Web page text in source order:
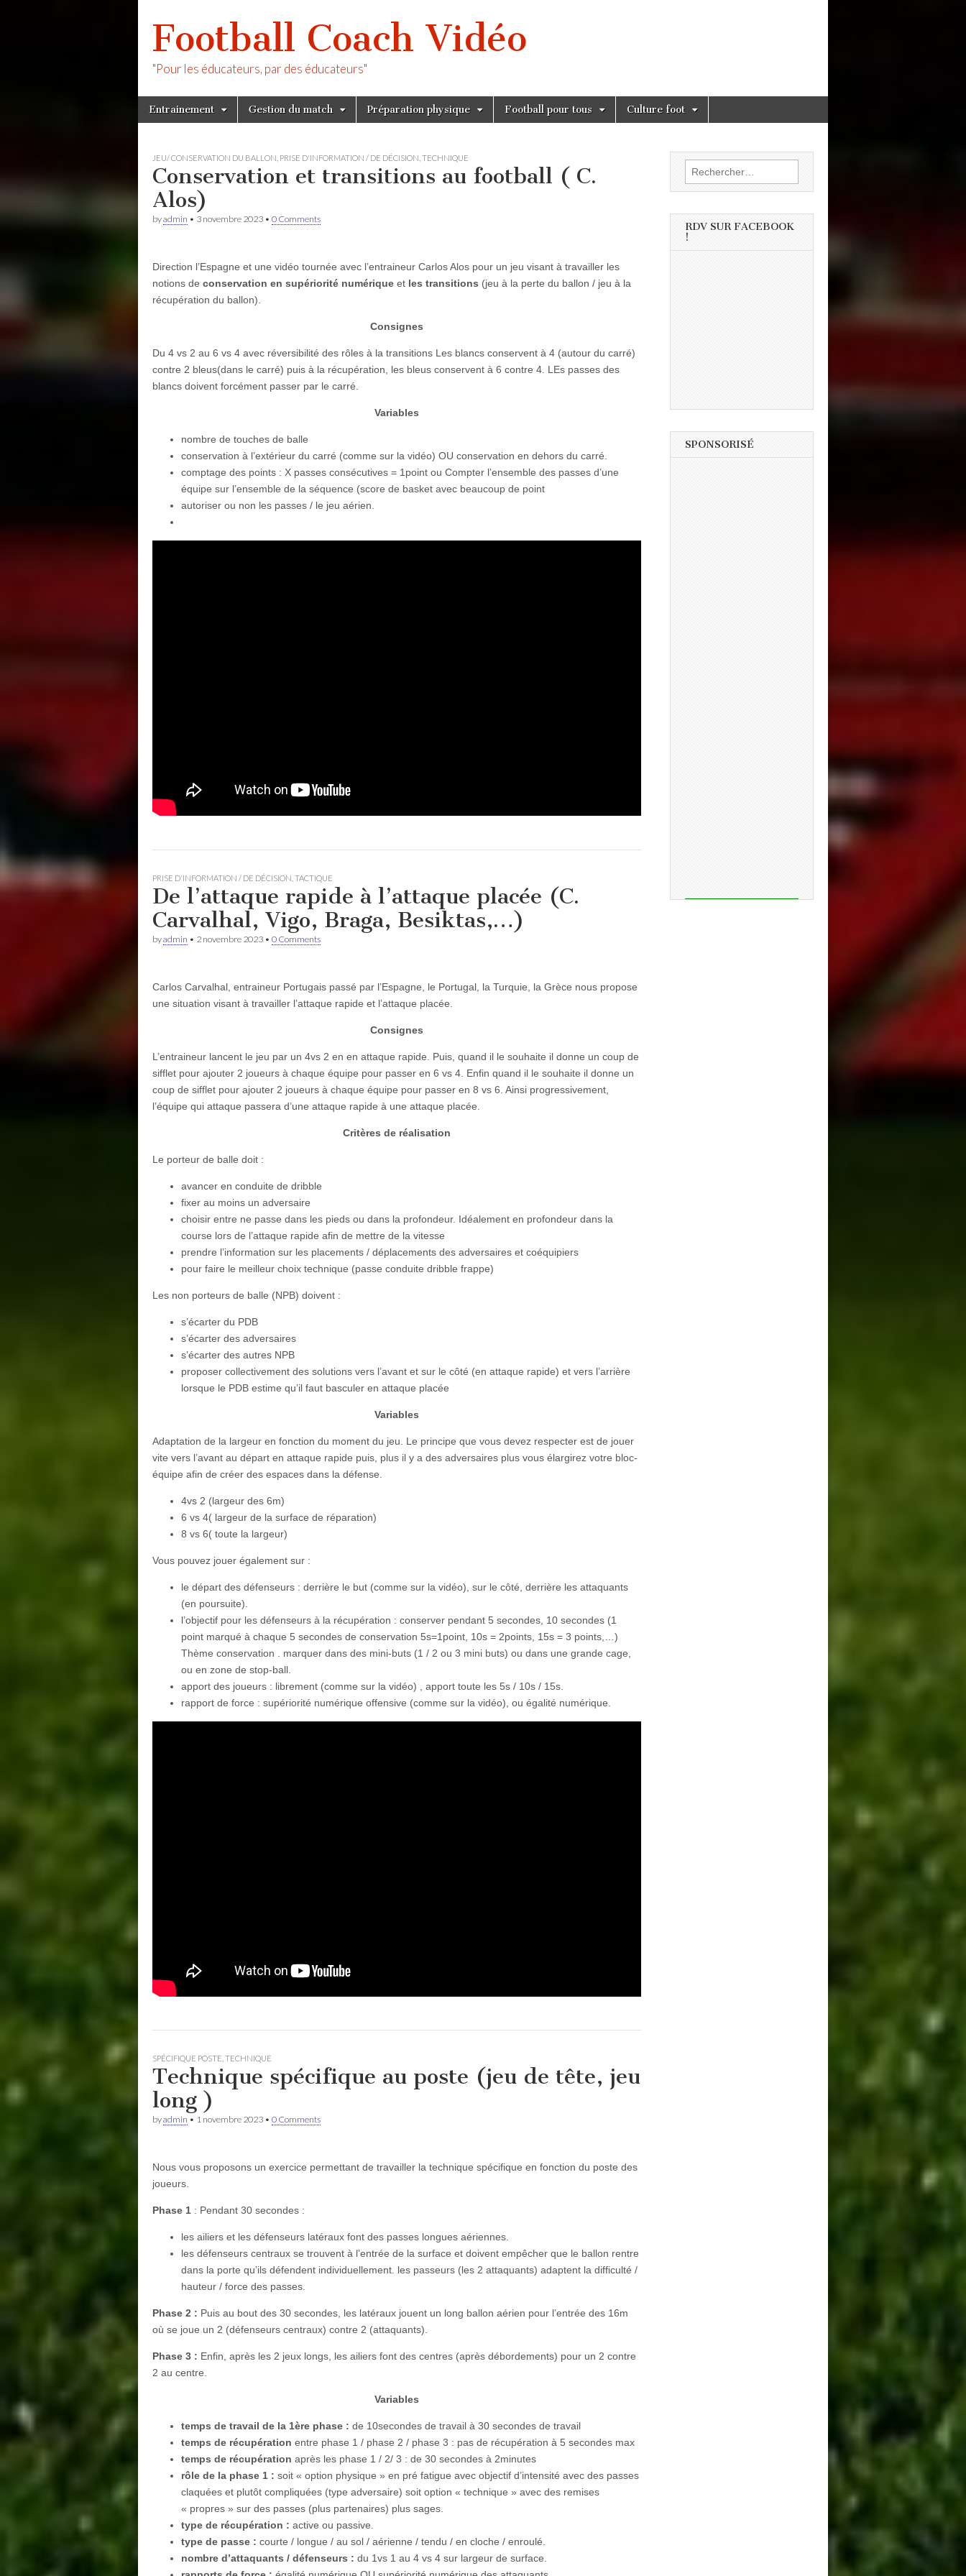
Football Coach Vidéo
"Pour les éducateurs, par des éducateurs"
Main
menu
Skip
Entrainement Gestion du match Préparation physique Football pour tous Culture foot
JEU/ CONSERVATION DU BALLON PRISE D'INFORMATION / DE DÉCISION TECHNIQUE
Conservation et transitions au football ( C.
Alos)
byadmin • 3 novembre 2023 • 0 Comments
Direction l’Espagne et une vidéo tournée avec l’entraineur Carlos Alos pour un jeu visant à travailler les
notions de conservation en supériorité numérique et les transitions (jeu à la perte du ballon / jeu à la
récupération du ballon).
Consignes
Du 4 vs 2 au 6 vs 4 avec réversibilité des rôles à la transitions Les blancs conservent à 4 (autour du carré)
contre 2 bleus(dans le carré) puis à la récupération, les bleus conservent à 6 contre 4. LEs passes des
blancs doivent forcément passer par le carré.
Variables
nombre de touches de balle
conservation à l’extérieur du carré (comme sur la vidéo) OU conservation en dehors du carré.
comptage des points : X passes consécutives = 1point ou Compter l’ensemble des passes d’une
équipe sur l’ensemble de la séquence (score de basket avec beaucoup de point
autoriser ou non les passes / le jeu aérien.
PRISE D'INFORMATION / DE DÉCISION TACTIQUE
De l’attaque rapide à l’attaque placée (C.
Carvalhal, Vigo, Braga, Besiktas,…)
byadmin • 2 novembre 2023 • 0 Comments
Carlos Carvalhal, entraineur Portugais passé par l’Espagne, le Portugal, la Turquie, la Grèce nous propose
une situation visant à travailler l’attaque rapide et l’attaque placée.
Consignes
L’entraineur lancent le jeu par un 4vs 2 en en attaque rapide. Puis, quand il le souhaite il donne un coup de
sifflet pour ajouter 2 joueurs à chaque équipe pour passer en 6 vs 4. Enfin quand il le souhaite il donne un
coup de sifflet pour ajouter 2 joueurs à chaque équipe pour passer en 8 vs 6. Ainsi progressivement,
l’équipe qui attaque passera d’une attaque rapide à une attaque placée.
Critères de réalisation
Le porteur de balle doit :
avancer en conduite de dribble
fixer au moins un adversaire
choisir entre ne passe dans les pieds ou dans la profondeur. Idéalement en profondeur dans la
course lors de l’attaque rapide afin de mettre de la vitesse
prendre l’information sur les placements / déplacements des adversaires et coéquipiers
pour faire le meilleur choix technique (passe conduite dribble frappe)
Les non porteurs de balle (NPB) doivent :
s’écarter du PDB
s’écarter des adversaires
s’écarter des autres NPB
proposer collectivement des solutions vers l’avant et sur le côté (en attaque rapide) et vers l’arrière
lorsque le PDB estime qu’il faut basculer en attaque placée
Variables
Adaptation de la largeur en fonction du moment du jeu. Le principe que vous devez respecter est de jouer
vite vers l’avant au départ en attaque rapide puis, plus il y a des adversaires plus vous élargirez votre bloc-
équipe afin de créer des espaces dans la défense.
4vs 2 (largeur des 6m)
6 vs 4( largeur de la surface de réparation)
8 vs 6( toute la largeur)
Vous pouvez jouer également sur :
le départ des défenseurs : derrière le but (comme sur la vidéo), sur le côté, derrière les attaquants
(en poursuite).
l’objectif pour les défenseurs à la récupération : conserver pendant 5 secondes, 10 secondes (1
point marqué à chaque 5 secondes de conservation 5s=1point, 10s = 2points, 15s = 3 points,…)
Thème conservation . marquer dans des mini-buts (1 / 2 ou 3 mini buts) ou dans une grande cage,
ou en zone de stop-ball.
apport des joueurs : librement (comme sur la vidéo) , apport toute les 5s / 10s / 15s.
rapport de force : supériorité numérique offensive (comme sur la vidéo), ou égalité numérique.
SPÉCIFIQUE POSTE TECHNIQUE
Technique spécifique au poste (jeu de tête, jeu
long )
byadmin • 1 novembre 2023 • 0 Comments
Nous vous proposons un exercice permettant de travailler la technique spécifique en fonction du poste des
joueurs.
Phase 1 : Pendant 30 secondes :
les ailiers et les défenseurs latéraux font des passes longues aériennes.
les défenseurs centraux se trouvent à l’entrée de la surface et doivent empêcher que le ballon rentre
dans la porte qu’ils défendent individuellement. les passeurs (les 2 attaquants) adaptent la difficulté /
hauteur / force des passes.
Phase 2 : Puis au bout des 30 secondes, les latéraux jouent un long ballon aérien pour l’entrée des 16m
où se joue un 2 (défenseurs centraux) contre 2 (attaquants).
Phase 3 : Enfin, après les 2 jeux longs, les ailiers font des centres (après débordements) pour un 2 contre
2 au centre.
Variables
temps de travail de la 1ère phase : de 10secondes de travail à 30 secondes de travail
temps de récupération entre phase 1 / phase 2 / phase 3 : pas de récupération à 5 secondes max
temps de récupération après les phase 1 / 2/ 3 : de 30 secondes à 2minutes
rôle de la phase 1 : soit « option physique » en pré fatigue avec objectif d’intensité avec des passes
claquées et plutôt compliquées (type adversaire) soit option « technique » avec des remises
« propres » sur des passes (plus partenaires) plus sages.
type de récupération : active ou passive.
type de passe : courte / longue / au sol / aérienne / tendu / en cloche / enroulé.
nombre d’attaquants / défenseurs : du 1vs 1 au 4 vs 4 sur largeur de surface.
Rechercher :
RDV SUR FACEBOOK
!
SPONSORISÉ